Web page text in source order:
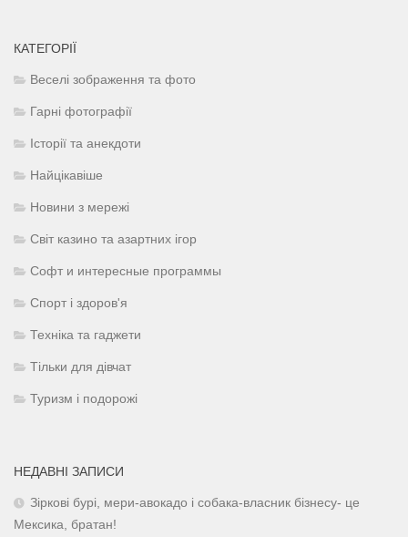
КАТЕГОРІЇ
Веселі зображення та фото
Гарні фотографії
Історії та анекдоти
Найцікавіше
Новини з мережі
Світ казино та азартних ігор
Софт и интересные программы
Спорт і здоров'я
Техніка та гаджети
Тільки для дівчат
Туризм і подорожі
НЕДАВНІ ЗАПИСИ
Зіркові бурі, мери-авокадо і собака-власник бізнесу- це
Мексика, братан!